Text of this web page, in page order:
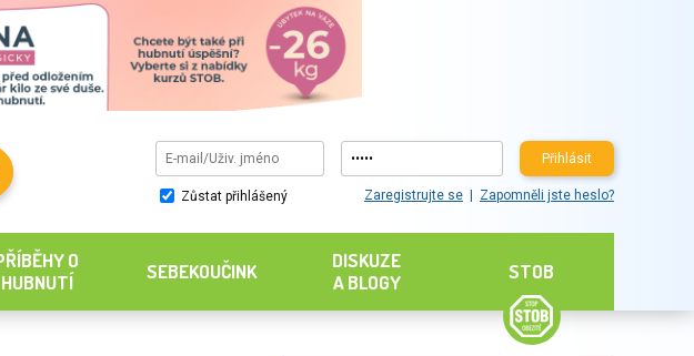
Přihlásit
Zůstat přihlášený Zaregistrujte se Zapomněli jste heslo?
O
HUBNUTÍ
SEBEKOUČINK
DISKUZE
A BLOGY
STOB